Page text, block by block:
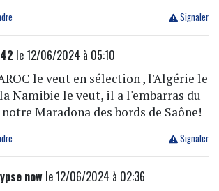
Signaler
le 12/06/2024 à 05:10
le veut en sélection , l'Algérie le
Namibie le veut, il a l'embarras du
Maradona des bords de Saône!
Signaler
nowle 12/06/2024 à 02:36